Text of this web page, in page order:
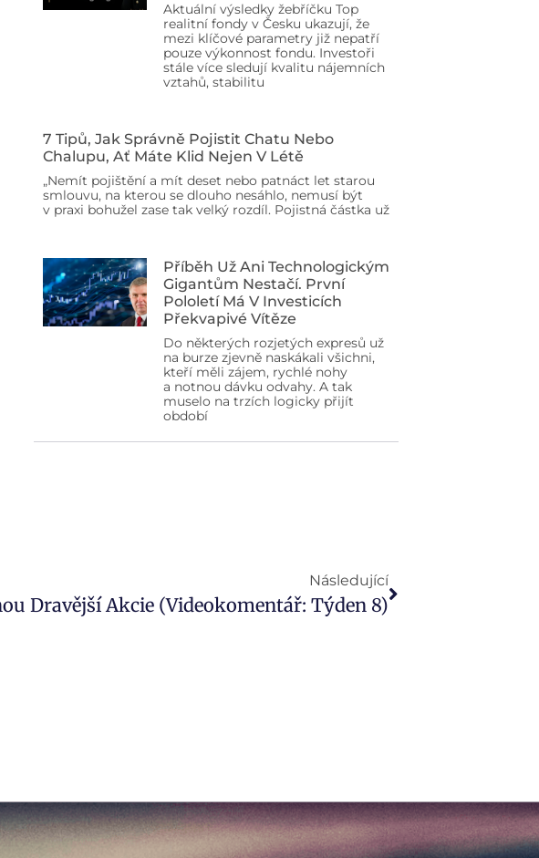
Aktuální výsledky žebříčku Top
realitní fondy v Česku ukazují, že
mezi klíčové parametry již nepatří
pouze výkonnost fondu. Investoři
stále více sledují kvalitu nájemních
vztahů, stabilitu
7 Tipů, Jak Správně Pojistit Chatu Nebo
Chalupu, Ať Máte Klid Nejen V Létě
„Nemít pojištění a mít deset nebo patnáct let starou
smlouvu, na kterou se dlouho nesáhlo, nemusí být
v praxi bohužel zase tak velký rozdíl. Pojistná částka už
Příběh Už Ani Technologickým
Gigantům Nestačí. První
Pololetí Má V Investicích
Překvapivé Vítěze
Do některých rozjetých expresů už
na burze zjevně naskákali všichni,
kteří měli zájem, rychlé nohy
a notnou dávku odvahy. A tak
muselo na trzích logicky přijít
období
Následující
Dravější Akcie (Videokomentář: Týden 8)